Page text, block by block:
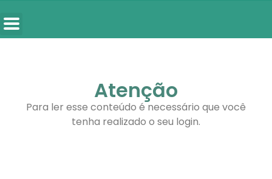
Atenção
Para ler esse conteúdo é necessário que você
tenha realizado o seu login.